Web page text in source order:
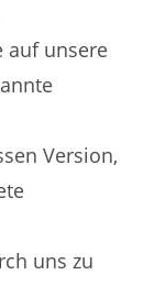
auf unsere
Version,
uns zu